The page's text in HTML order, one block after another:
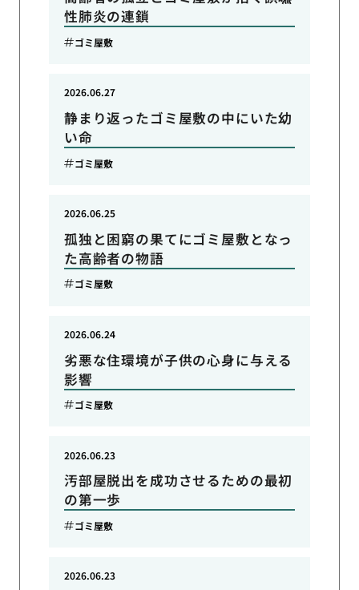
性肺炎の連鎖
ゴミ屋敷
静まり返ったゴミ屋敷の中にいた幼
い命
2026.06.27
ゴミ屋敷
孤独と困窮の果てにゴミ屋敷となっ
た高齢者の物語
2026.06.25
ゴミ屋敷
劣悪な住環境が子供の心身に与える
影響
2026.06.24
ゴミ屋敷
汚部屋脱出を成功させるための最初
の第一歩
2026.06.23
ゴミ屋敷
2026.06.23